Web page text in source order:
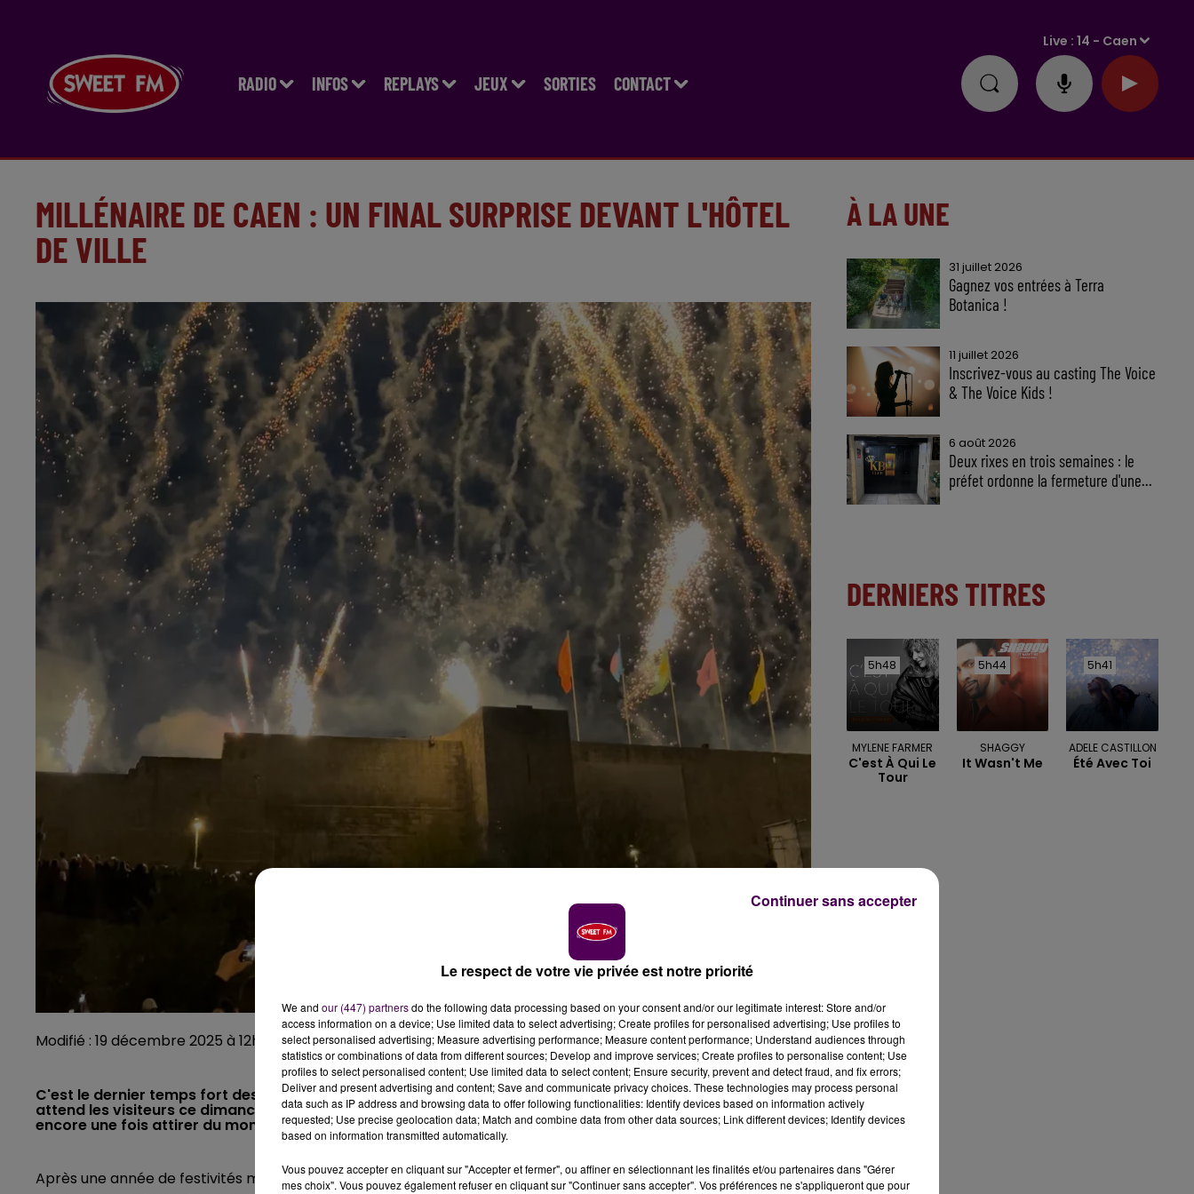
RADIO INFOS REPLAYS JEUX SORTIES CONTACT
Live :14 - Caen
MILLÉNAIRE DE CAEN : UN FINAL SURPRISE DEVANT L'HÔTEL
DE VILLE
Modifié : 19 décembre 2025 à 12h03 par Alizée Lanzarini
C'est le dernier temps fort des festivités organisées dans le cadre du millénaire de la ville : une surprise
attend les visiteurs ce dimanche 21 décembre devant la mairie de Caen. L'évènement, gratuit, pourrait
encore une fois attirer du monde. Il faudra donc anticiper son déplacement.
Après une année de festivités marquée par l'inauguration au château, les journées de l'histoire, la parade, le
À LA UNE
31 juillet 2026
Gagnez vos entrées à Terra
Botanica !
11 juillet 2026
Inscrivez-vous au casting The Voice
& The Voice Kids !
6 août 2026
Deux rixes en trois semaines : le
préfet ordonne la fermeture d'une...
DERNIERS TITRES
5h48
5h48
MYLENE FARMER
C'est À Qui Le
Tour
5h44
5h44
SHAGGY
It Wasn't Me
5h41
5h41
ADELE CASTILLON
Été Avec Toi
Le respect de votre vie privée est notre priorité
We and our (447) partnersdo the following data processing based on your consent and/or our legitimate interest: Store and/or
access information on a device; Use limited data to select advertising; Create profiles for personalised advertising; Use profiles to
select personalised advertising; Measure advertising performance; Measure content performance; Understand audiences through
statistics or combinations of data from different sources; Develop and improve services; Create profiles to personalise content; Use
profiles to select personalised content; Use limited data to select content; Ensure security, prevent and detect fraud, and fix errors;
Deliver and present advertising and content; Save and communicate privacy choices. These technologies may process personal
data such as IP address and browsing data to offer following functionalities: Identify devices based on information actively
requested; Use precise geolocation data; Match and combine data from other data sources; Link different devices; Identify devices
based on information transmitted automatically.
Vous pouvez accepter en cliquant sur "Accepter et fermer", ou affiner en sélectionnant les finalités et/ou partenaires dans "Gérer
mes choix". Vous pouvez également refuser en cliquant sur "Continuer sans accepter". Vos préférences ne s'appliqueront que pour
Continuer sans accepter